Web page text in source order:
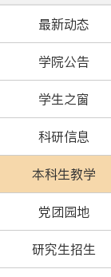
最新动态
学院公告
学生之窗
科研信息
本科生教学
党团园地
研究生招生